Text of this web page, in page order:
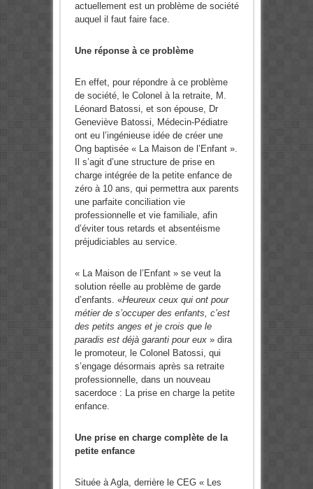
actuellement est un problème de société
auquel il faut faire face.
Une réponse à ce problème
En effet, pour répondre à ce problème
de société, le Colonel à la retraite, M.
Léonard Batossi, et son épouse, Dr
Geneviève Batossi, Médecin-Pédiatre
ont eu l’ingénieuse idée de créer une
Ong baptisée « La Maison de l’Enfant ».
Il s’agit d’une structure de prise en
charge intégrée de la petite enfance de
zéro à 10 ans, qui permettra aux parents
une parfaite conciliation vie
professionnelle et vie familiale, afin
d’éviter tous retards et absentéisme
préjudiciables au service.
« La Maison de l’Enfant » se veut la
solution réelle au problème de garde
d’enfants. «Heureux ceux qui ont pour
métier de s’occuper des enfants, c’est
des petits anges et je crois que le
paradis est déjà garanti pour eux » dira
le promoteur, le Colonel Batossi, qui
s’engage désormais après sa retraite
professionnelle, dans un nouveau
sacerdoce : La prise en charge la petite
enfance.
Une prise en charge complète de la
petite enfance
Située à Agla, derrière le CEG « Les